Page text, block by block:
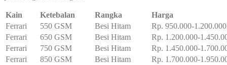
Kain Ketebalan Rangka
Harga
Ferrari
550 GSM Besi Hitam
Rp. 950.000-1.200.000
Ferrari
650 GSM Besi Hitam
Rp. 1.200.000-
Ferrari
750 GSM Besi Hitam
Rp. 1.450.000-
Ferrari
850 GSM Besi Hitam
Rp. 1.700.000-